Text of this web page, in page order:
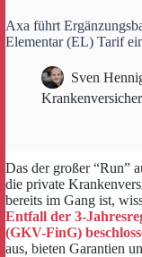
Axa führt
Elementar (EL) Tarif
Sven
Das der großer “Run”
die private
bereits im Gang ist,
Entfall der 3-
(GKV-FinG)
aus, bieten Garantien